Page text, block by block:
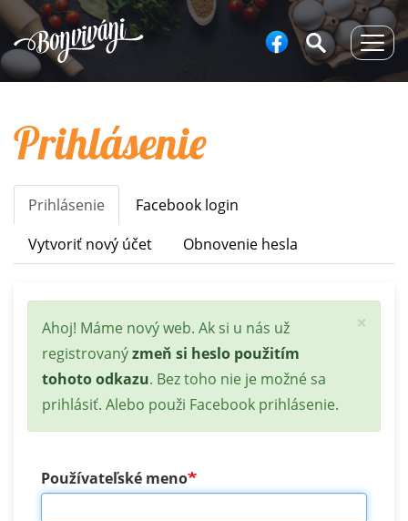
Prihlásenie
Primary
tabs
Prihlásenie (aktívna
karta)
Facebook login
Vytvoriť nový účet
Obnovenie hesla
×
Stavová
správa
Ahoj! Máme nový web. Ak si u nás už
registrovanýzmeň si heslo použitím
tohoto odkazu. Bez toho nie je možné sa
prihlásiť. Alebo použi Facebook prihlásenie.
Používateľské meno